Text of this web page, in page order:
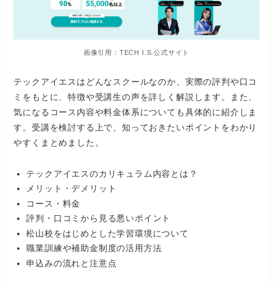
画像引用：TECH I.S.公式サイト
テックアイエスはどんなスクールなのか、実際の評判や口コ
ミをもとに、特徴や受講生の声を詳しく解説します。また、
気になるコース内容や料金体系についても具体的に紹介しま
す。受講を検討する上で、知っておきたいポイントをわかり
やすくまとめました。
テックアイエスのカリキュラム内容とは？
メリット・デメリット
コース・料金
評判・口コミから見る悪いポイント
松山校をはじめとした学習環境について
職業訓練や補助金制度の活用方法
申込みの流れと注意点